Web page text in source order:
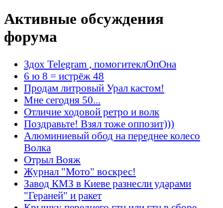
Активные обсуждения
форума
Здох Telegram , помогитеклОпОна
6 ю 8 = истрёж 48
Продам литровый Урал кастом!
Мне сегодня 50...
Отличие ходовой ретро и волк
Поздравьте! Взял тоже оппозит)))
Алюминиевый обод на переднее колесо
Волка
Отрыл Вояж
Журнал "Мото" воскрес!
Завод КМЗ в Киеве разнесли ударами
"Гераней" и ракет